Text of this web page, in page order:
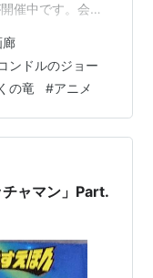
催中です。会場
セサリーの他、
ン必見のイベン
すごくカッコい
スレットと鳥型ブ
～5月13日（金）
廊
ンドルのジョー
の竜 #アニメ
ャマン」Part.